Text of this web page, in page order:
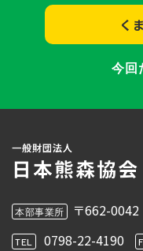
く
今回
本部事業所 〒662-0042
TEL 0798-22-4190